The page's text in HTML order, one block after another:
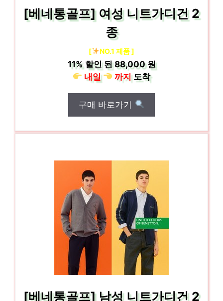
[베네통골프] 여성 니트가디건 2
종
[ NO.1 제품 ]
11%할인 된88,000 원
내일
까지도착
구매 바로가기
[베네통골프] 남성 니트가디건 2